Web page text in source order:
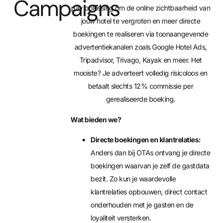
Campaignspay oplossing om de online zichtbaarheid van
jouw hotel te vergroten en meer directe
boekingen te realiseren via toonaangevende
advertentiekanalen zoals Google Hotel Ads,
Tripadvisor, Trivago, Kayak en meer. Het
mooiste? Je adverteert volledig risicoloos en
betaalt slechts 12% commissie per
gerealiseerde boeking.
Wat bieden we?
Directe boekingen en klantrelaties:
Anders dan bij OTAs ontvang je directe
boekingen waarvan je zelf de gastdata
bezit. Zo kun je waardevolle
klantrelaties opbouwen, direct contact
onderhouden met je gasten en de
loyaliteit versterken.